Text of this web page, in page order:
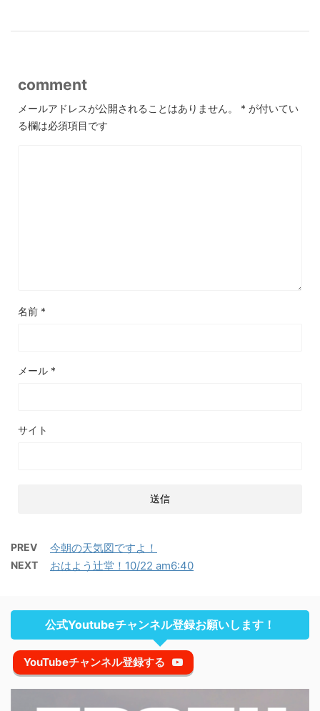
comment
メールアドレスが公開されることはありません。 * が付いてい
る欄は必須項目です
名前 *
メール *
サイト
PREV 今朝の天気図ですよ！
NEXT おはよう辻堂！10/22 am6:40
公式Youtubeチャンネル登録お願いします！
YouTubeチャンネル登録する